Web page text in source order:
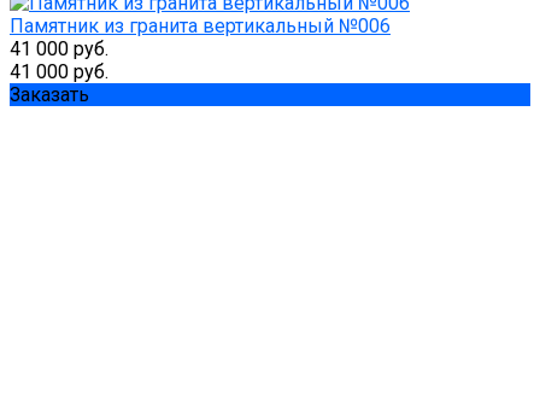
Памятник из гранита вертикальный №006
41 000 руб.
41 000 руб.
Заказать